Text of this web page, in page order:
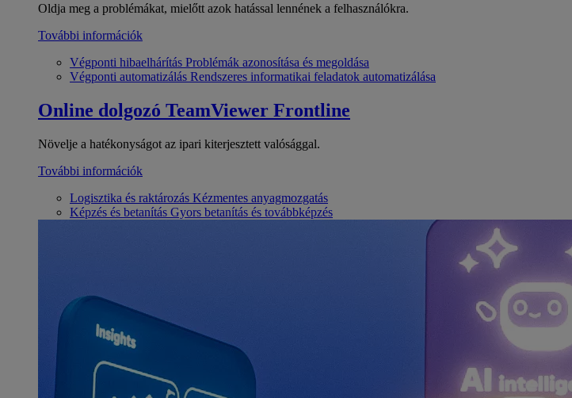
Oldja meg a problémákat, mielőtt azok hatással lennének a felhasználókra.
További információk
Végponti hibaelhárítás Problémák azonosítása és megoldása
Végponti automatizálás Rendszeres informatikai feladatok automatizálása
Online dolgozó TeamViewer Frontline
Növelje a hatékonyságot az ipari kiterjesztett valósággal.
További információk
Logisztika és raktározás Kézmentes anyagmozgatás
Képzés és betanítás Gyors betanítás és továbbképzés